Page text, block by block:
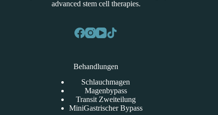
advanced stem cell therapies.
Behandlungen
Schlauchmagen
Magenbypass
Transit Zweiteilung
MiniGastrischer Bypass